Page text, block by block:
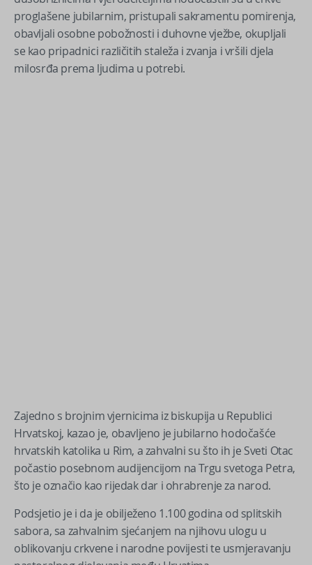
proglašene jubilarnim, pristupali sakramentu pomirenja,
obavljali osobne pobožnosti i duhovne vježbe, okupljali
se kao pripadnici različitih staleža i zvanja i vršili djela
milosrđa prema ljudima u potrebi.
Zajedno s brojnim vjernicima iz biskupija u Republici
Hrvatskoj, kazao je, obavljeno je jubilarno hodočašće
hrvatskih katolika u Rim, a zahvalni su što ih je Sveti Otac
počastio posebnom audijencijom na Trgu svetoga Petra,
što je označio kao rijedak dar i ohrabrenje za narod.
Podsjetio je i da je obilježeno 1.100 godina od splitskih
sabora, sa zahvalnim sjećanjem na njihovu ulogu u
oblikovanju crkvene i narodne povijesti te usmjeravanju